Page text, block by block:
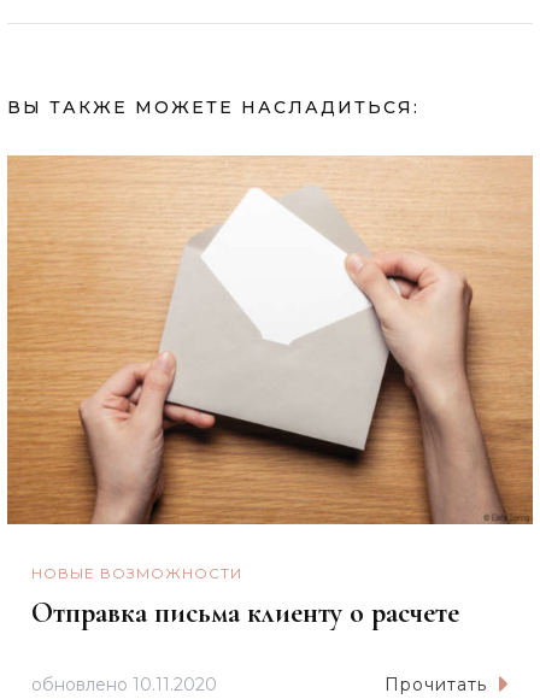
ВЫ ТАКЖЕ МОЖЕТЕ НАСЛАДИТЬСЯ:
НОВЫЕ ВОЗМОЖНОСТИ
Отправка письма клиенту о расчете
обновлено 10.11.2020 Прочитать